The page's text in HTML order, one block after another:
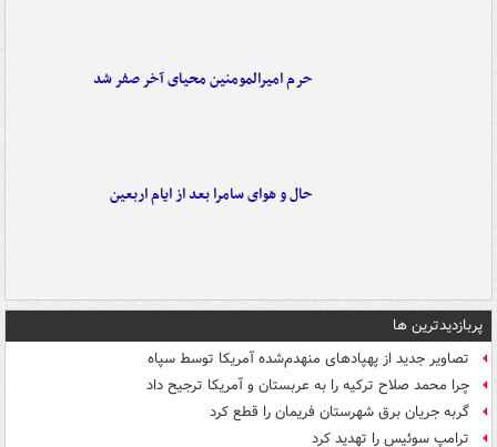
حرم امیرالمومنین محیای آخر صفر شد
حال و هوای سامرا بعد از ایام اربعین
پربازدیدترین ها
تصاویر جدید از پهپادهای منهدم‌شده آمریکا توسط سپاه
چرا محمد صلاح ترکیه را به عربستان و آمریکا ترجیح داد
گربه جریان برق شهرستان فریمان را قطع کرد
ترامپ سوئیس را تهدید کرد